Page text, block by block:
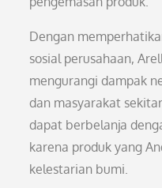
Dengan
sosial perusahaan,
mengurangi dampak
dan masyarakat
dapat berbelanja
karena produk yang
kelestarian bumi.